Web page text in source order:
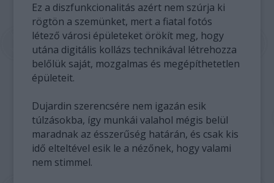
Ez a diszfunkcionalitás azért nem szúrja ki
rögtön a szemünket, mert a fiatal fotós
létező városi épületeket örökít meg, hogy
utána digitális kollázs technikával létrehozza
belőlük saját, mozgalmas és megépíthetetlen
épületeit.
Dujardin szerencsére nem igazán esik
túlzásokba, így munkái valahol mégis belül
maradnak az ésszerűség határán, és csak kis
idő elteltével esik le a nézőnek, hogy valami
nem stimmel.